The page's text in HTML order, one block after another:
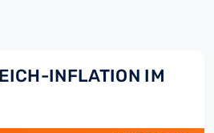
INFLATION IM